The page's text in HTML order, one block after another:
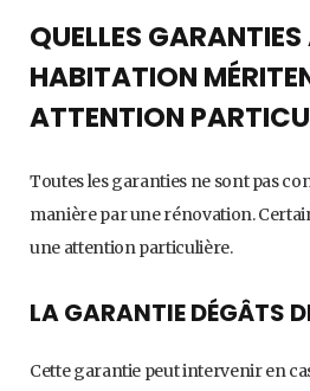
QUELLES
HABITATION
ATTENTION
Toutes les garanties ne sont pas
manière par une rénovation.
une attention particulière.
LA GARANTIE DÉGÂTS
Cette garantie peut intervenir en